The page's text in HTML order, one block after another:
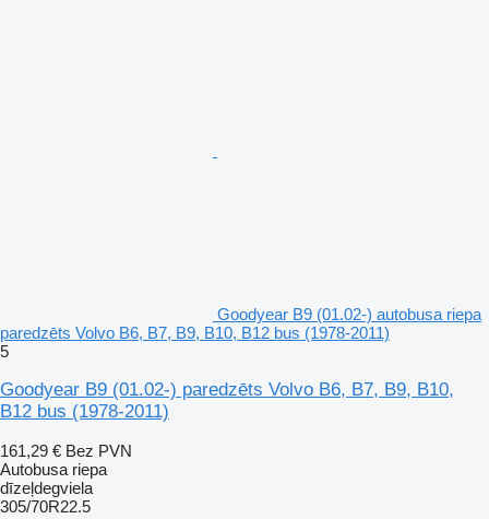
Goodyear B9 (01.02-) autobusa riepa
paredzēts Volvo B6, B7, B9, B10, B12 bus (1978-2011)
5
Goodyear B9 (01.02-) paredzēts Volvo B6, B7, B9, B10,
B12 bus (1978-2011)
161,29 € Bez PVN
Autobusa riepa
dīzeļdegviela
305/70R22.5